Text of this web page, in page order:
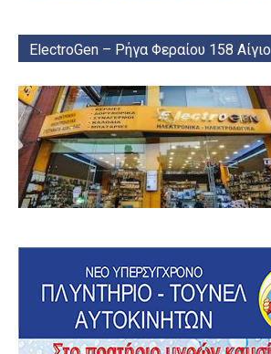
ElectroGen – Ρήγα Φεραίου 158 Αίγιο